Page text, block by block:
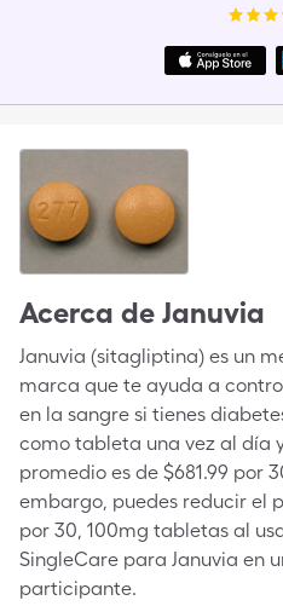
Acerca de Januvia
Januvia (sitagliptina) es un
marca que te ayuda a
en la sangre si tienes
como tableta una vez al día
promedio es de $681.99 por
embargo, puedes reducir el
por 30, 100mg tabletas al
SingleCare para Januvia en
participante.